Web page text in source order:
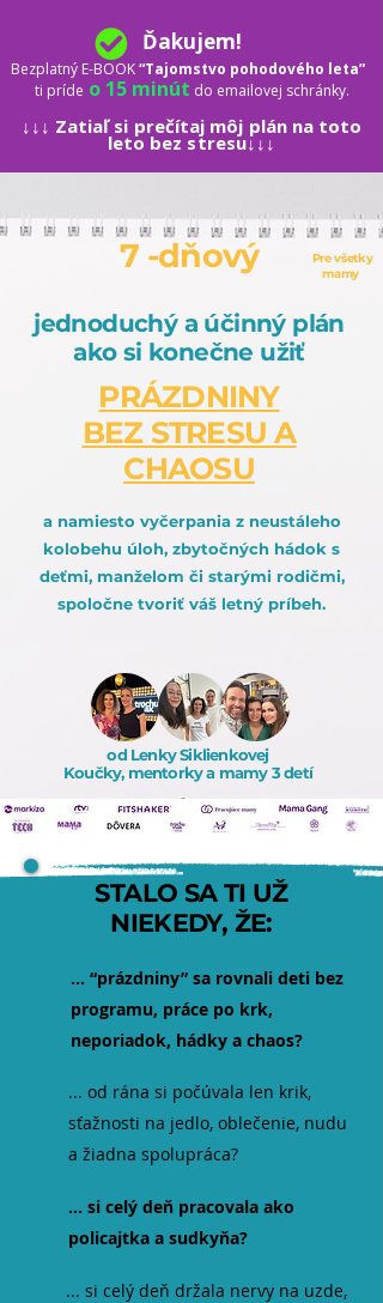
Ďakujem!
Bezplatný E-BOOK“Tajomstvo pohodového leta”
ti príde o 15 minút do emailovej schránky.
↓↓↓ Zatiaľ si prečítaj môj plán na toto
leto bez stresu↓↓↓
7 -dňový
Pre všetky
mamy
jednoduchý a účinný plán
ako si konečne užiť
PRÁZDNINY
BEZ STRESU A
CHAOSU
a namiesto vyčerpania z neustáleho
kolobehu úloh, zbytočných hádok s
deťmi, manželom či starými rodičmi,
spoločne tvoriť váš letný príbeh.
od Lenky Siklienkovej
Koučky, mentorky a mamy 3 detí
od Lenky Siklienkovej
Koučky, mentorky a mamy 3 detí
STALO SA TI UŽ
NIEKEDY, ŽE:
... “prázdniny” sa rovnali deti bez
programu, práce po krk,
neporiadok, hádky a chaos?
... od rána si počúvala len krik,
sťažnosti na jedlo, oblečenie, nudu
a žiadna spolupráca?
... si celý deň pracovala ako
policajtka a sudkyňa?
... si celý deň držala nervy na uzde,